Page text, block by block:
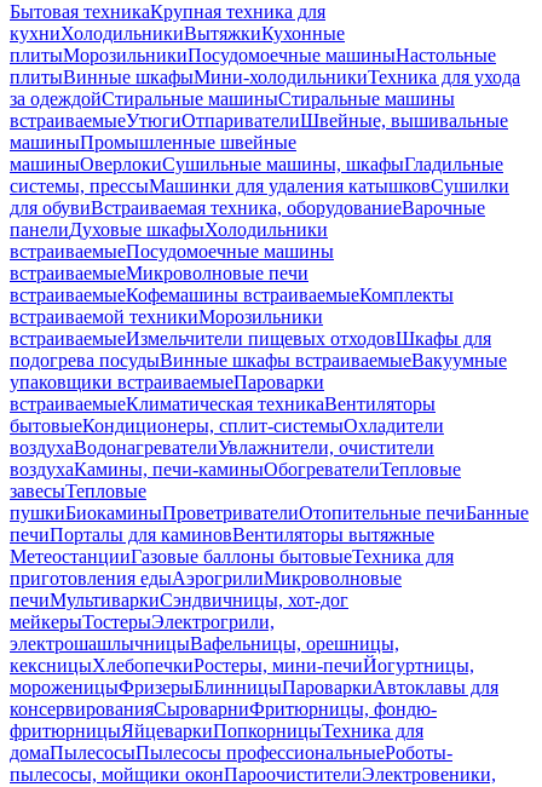
Бытовая техникаКрупная техника для
кухниХолодильникиВытяжкиКухонные
плитыМорозильникиПосудомоечные машиныНастольные
плитыВинные шкафыМини-холодильникиТехника для ухода
за одеждойСтиральные машиныСтиральные машины
встраиваемыеУтюгиОтпаривателиШвейные, вышивальные
машиныПромышленные швейные
машиныОверлокиСушильные машины, шкафыГладильные
системы, прессыМашинки для удаления катышковСушилки
для обувиВстраиваемая техника, оборудованиеВарочные
панелиДуховые шкафыХолодильники
встраиваемыеПосудомоечные машины
встраиваемыеМикроволновые печи
встраиваемыеКофемашины встраиваемыеКомплекты
встраиваемой техникиМорозильники
встраиваемыеИзмельчители пищевых отходовШкафы для
подогрева посудыВинные шкафы встраиваемыеВакуумные
упаковщики встраиваемыеПароварки
встраиваемыеКлиматическая техникаВентиляторы
бытовыеКондиционеры, сплит-системыОхладители
воздухаВодонагревателиУвлажнители, очистители
воздухаКамины, печи-каминыОбогревателиТепловые
завесыТепловые
пушкиБиокаминыПроветривателиОтопительные печиБанные
печиПорталы для каминовВентиляторы вытяжные
МетеостанцииГазовые баллоны бытовыеТехника для
приготовления едыАэрогрилиМикроволновые
печиМультиваркиСэндвичницы, хот-дог
мейкерыТостерыЭлектрогрили,
электрошашлычницыВафельницы, орешницы,
кексницыХлебопечкиРостеры, мини-печиЙогуртницы,
мороженицыФризерыБлинницыПароваркиАвтоклавы для
консервированияСыроварниФритюрницы, фондю-
фритюрницыЯйцеваркиПопкорницыТехника для
домаПылесосыПылесосы профессиональныеРоботы-
пылесосы, мойщики оконПароочистителиЭлектровеники,